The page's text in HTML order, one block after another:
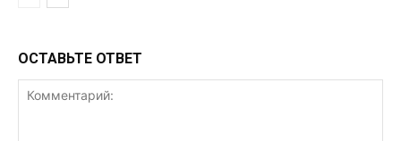
ОСТАВЬТЕ ОТВЕТ